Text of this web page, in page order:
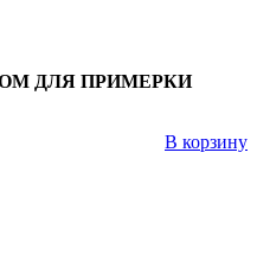
ДЛЯ ПРИМЕРКИ
В корзину